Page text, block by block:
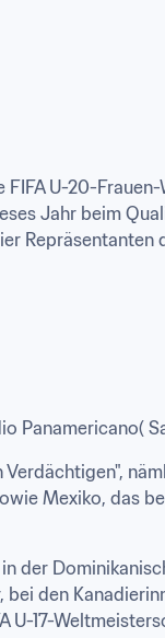
U-20-
Jahr beim
Repräsentanten
Panamericano(
Mexiko, das
der
den
U-17-